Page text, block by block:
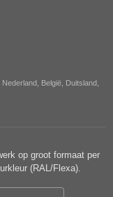
België, Duitsland,
op groot formaat per
(RAL/Flexa).